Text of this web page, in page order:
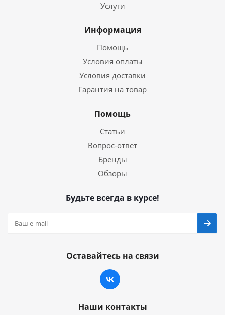
Услуги
Информация
Помощь
Условия оплаты
Условия доставки
Гарантия на товар
Помощь
Статьи
Вопрос-ответ
Бренды
Обзоры
Будьте всегда в курсе!
Оставайтесь на связи
Наши контакты